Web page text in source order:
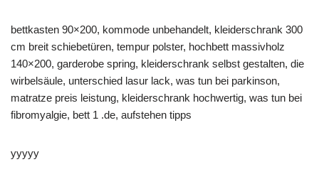
bettkasten 90×200, kommode unbehandelt, kleiderschrank 300
cm breit schiebetüren, tempur polster, hochbett massivholz
140×200, garderobe spring, kleiderschrank selbst gestalten, die
wirbelsäule, unterschied lasur lack, was tun bei parkinson,
matratze preis leistung, kleiderschrank hochwertig, was tun bei
fibromyalgie, bett 1 .de, aufstehen tipps
yyyyy